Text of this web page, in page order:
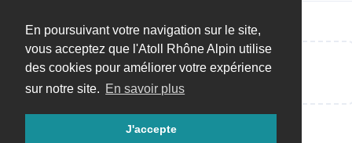
En poursuivant votre navigation sur le site,
vous acceptez que l'Atoll Rhône Alpin utilise
des cookies pour améliorer votre expérience
sur notre site. En savoir plus
J'accepte
Répondre…